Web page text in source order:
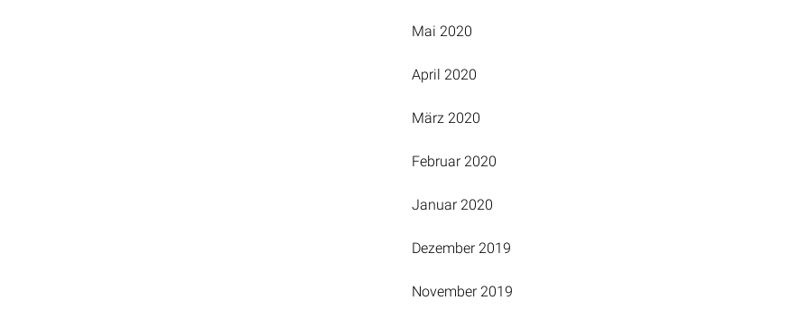
Mai 2020
April 2020
März 2020
Februar 2020
Januar 2020
Dezember 2019
November 2019